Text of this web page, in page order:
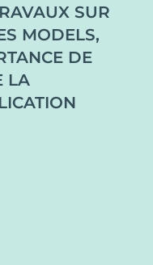
SUR
MODELS,
DE
LA